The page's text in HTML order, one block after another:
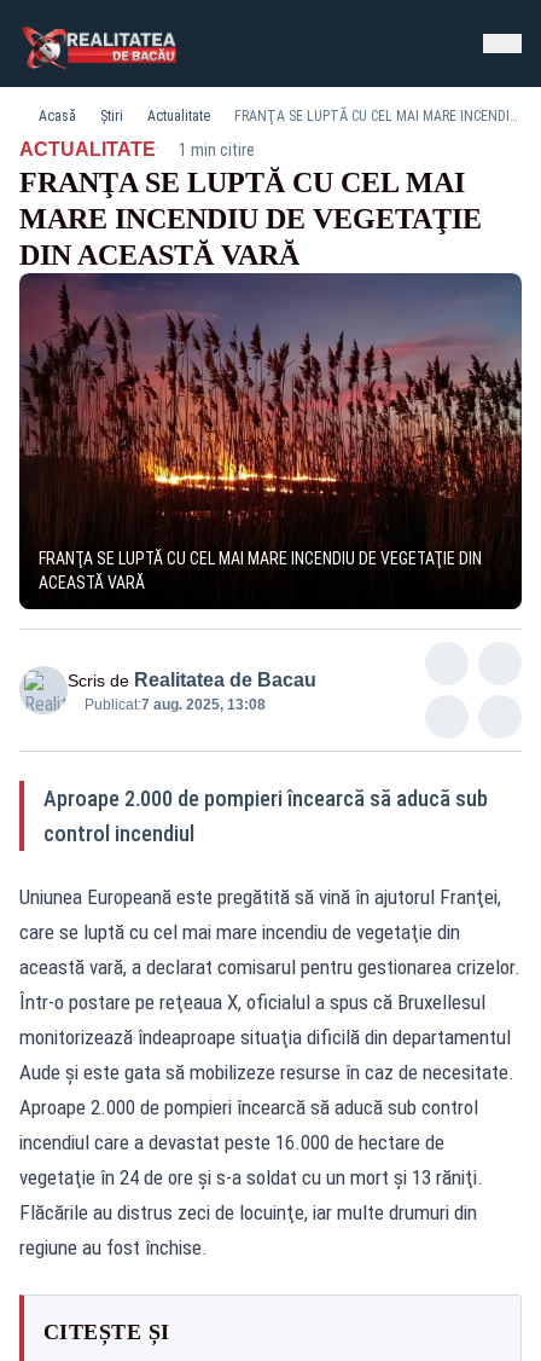
Acasă Știri Actualitate FRANŢA SE LUPTĂ CU CEL MAI MARE INCENDIU DE VEGETAŢIE DIN ACEASTĂ VARĂ
ACTUALITATE· 1 min citire
FRANŢA SE LUPTĂ CU CEL MAI
MARE INCENDIU DE VEGETAŢIE
DIN ACEASTĂ VARĂ
FRANŢA SE LUPTĂ CU CEL MAI MARE INCENDIU DE VEGETAŢIE DIN
ACEASTĂ VARĂ
Scris de Realitatea de Bacau
Publicat:7 aug. 2025, 13:08
Aproape 2.000 de pompieri încearcă să aducă sub
control incendiul
Uniunea Europeană este pregătită să vină în ajutorul Franţei,
care se luptă cu cel mai mare incendiu de vegetaţie din
această vară, a declarat comisarul pentru gestionarea crizelor.
Într-o postare pe reţeaua X, oficialul a spus că Bruxellesul
monitorizează îndeaproape situaţia dificilă din departamentul
Aude şi este gata să mobilizeze resurse în caz de necesitate.
Aproape 2.000 de pompieri încearcă să aducă sub control
incendiul care a devastat peste 16.000 de hectare de
vegetaţie în 24 de ore şi s-a soldat cu un mort şi 13 răniţi.
Flăcările au distrus zeci de locuinţe, iar multe drumuri din
regiune au fost închise.
CITEȘTE ȘI